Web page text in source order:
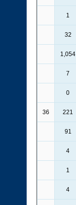
1
32
1,054
7
0
221
36
91
4
1
4